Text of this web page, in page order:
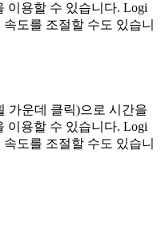
이용할 수 있습니다. Logi
도를 조절할 수도 있습니
가운데 클릭)으로 시간을
이용할 수 있습니다. Logi
도를 조절할 수도 있습니